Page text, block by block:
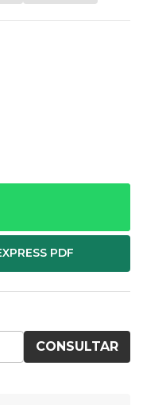
CONSULTAR